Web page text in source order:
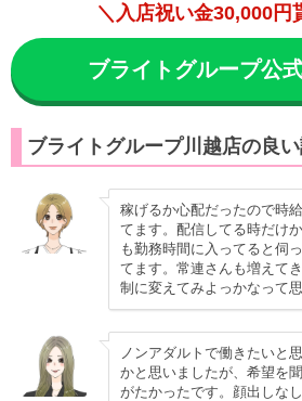
・川口店
・熊谷店
＼入店祝い金30,000円
ブライトグループ公
ブライトグループ川越店の良
稼げるか心配だったので時
てます。配信してる時だけ
も勤務時間に入ってると伺
てます。常連さんも増えて
制に変えてみよっかなって思
ノンアダルトで働きたいと
かと思いましたが、希望を
がたかったです。顔出しな